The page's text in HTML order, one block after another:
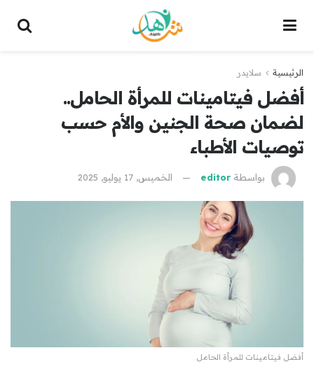
الرئيسية سلايدر
أفضل فيتامينات للمرأة الحامل..
لضمان صحة الجنين والأم حسب
توصيات الأطباء
بواسطة editor الخميس, 17 يوليو, 2025
أفضل فيتامينات للمرأة الحامل